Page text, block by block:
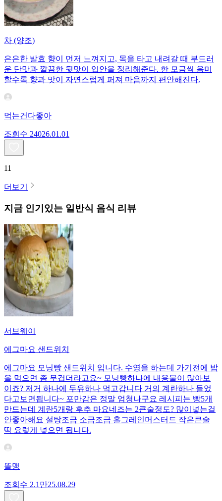
차 (양조)
은은한 발효 향이 먼저 느껴지고, 목을 타고 내려갈 때 부드러
운 단맛과 깔끔한 뒷맛이 입안을 정리해준다. 한 모금씩 음미
할수록 향과 맛이 자연스럽게 퍼져 마음까지 편안해진다.
먹는건다좋아
조회수 24026.01.01
11
더보기
지금 인기있는 일반식 음식 리뷰
서브웨이
에그마요 샌드위치
에그마요 모닝빵 샌드위치 입니다. 수영을 하는데 가기전에 밥
을 먹으면 좀 무겁더라고요~ 모닝빵하나에 내용물이 많아보
이죠? 저거 하나에 두유하나 먹고갑니다 거의 계란하나 들었
다고보면됩니다~ 포만감은 정말 엄청나구요 레시피는 빵5개
만드는데 계란5개랑 후추 마요네즈는 2큰술정도? 많이넣는걸
안좋아해요 설탕조금 소금조금 홀그레인머스터드 작은큰술
딱 요렇게 넣으면 됩니다.
똘맹
조회수 2.1만25.08.29